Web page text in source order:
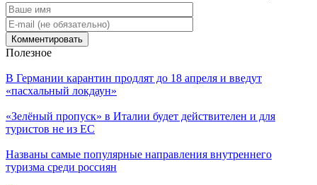
Полезное
В Германии карантин продлят до 18 апреля и введут
«пасхальный локдаун»
«Зелёный пропуск» в Италии будет действителен и для
туристов не из ЕС
Названы самые популярные направления внутреннего
туризма среди россиян